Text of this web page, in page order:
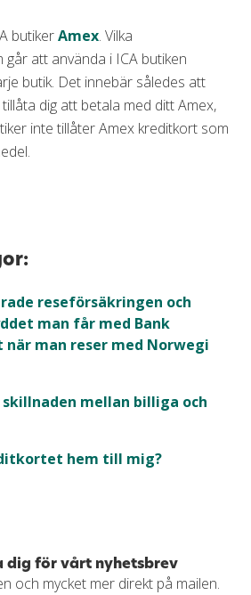
butikerAmex. Vilka
att använda i ICA butiken
butik. Det innebär således att
dig att betala med ditt Amex,
inte tillåter Amex kreditkort som
reseförsäkringen och
man får med Bank
när man reser med Norwegi
mellan billiga och
hem till mig?
dig för vårt nyhetsbrev
och mycket mer direkt på mailen.